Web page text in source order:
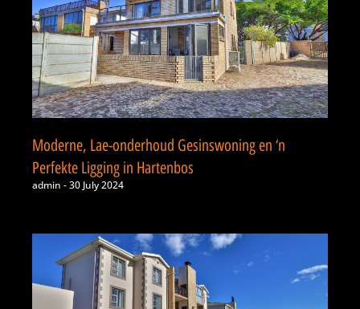
Moderne, Lae-onderhoud Gesinswoning en ‘n
Perfekte Ligging in Hartenbos
admin 30 July 2024